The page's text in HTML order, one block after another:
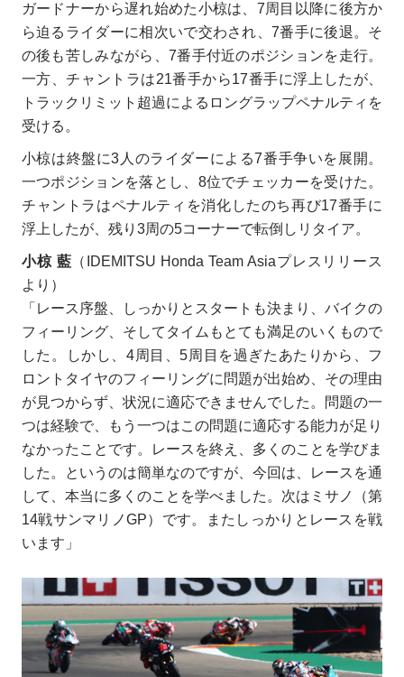
ガードナーから遅れ始めた小椋は、7周目以降に後方か
ら迫るライダーに相次いで交わされ、7番手に後退。そ
の後も苦しみながら、7番手付近のポジションを走行。
一方、チャントラは21番手から17番手に浮上したが、
トラックリミット超過によるロングラップペナルティを
受ける。
小椋は終盤に3人のライダーによる7番手争いを展開。
一つポジションを落とし、8位でチェッカーを受けた。
チャントラはペナルティを消化したのち再び17番手に
浮上したが、残り3周の5コーナーで転倒しリタイア。
小椋 藍 （IDEMITSU Honda Team Asiaプレスリリース
より）
「レース序盤、しっかりとスタートも決まり、バイクの
フィーリング、そしてタイムもとても満足のいくもので
した。しかし、4周目、5周目を過ぎたあたりから、フ
ロントタイヤのフィーリングに問題が出始め、その理由
が見つからず、状況に適応できませんでした。問題の一
つは経験で、もう一つはこの問題に適応する能力が足り
なかったことです。レースを終え、多くのことを学びま
した。というのは簡単なのですが、今回は、レースを通
して、本当に多くのことを学べました。次はミサノ（第
14戦サンマリノGP）です。またしっかりとレースを戦
います」